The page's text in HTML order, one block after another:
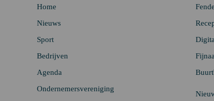
Home
Nieuws
Sport
Bedrijven
Agenda
Ondernemersvereniging